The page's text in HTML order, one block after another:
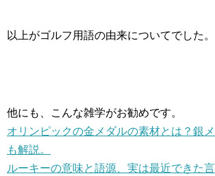
以上がゴルフ用語の由来についてでした。
他にも、こんな雑学がお勧めです。
オリンピックの金メダルの素材とは？銀
も解説。
ルーキーの意味と語源、実は最近できた